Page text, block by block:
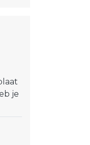
je